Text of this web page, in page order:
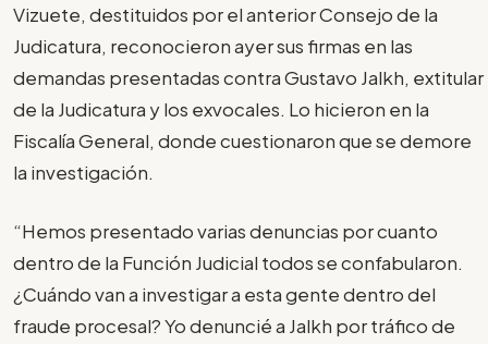
Vizuete, destituidos por el anterior Consejo de la
Judicatura, reconocieron ayer sus firmas en las
demandas presentadas contra Gustavo Jalkh, extitular
de la Judicatura y los exvocales. Lo hicieron en la
Fiscalía General, donde cuestionaron que se demore
la investigación.
“Hemos presentado varias denuncias por cuanto
dentro de la Función Judicial todos se confabularon.
¿Cuándo van a investigar a esta gente dentro del
fraude procesal? Yo denuncié a Jalkh por tráfico de